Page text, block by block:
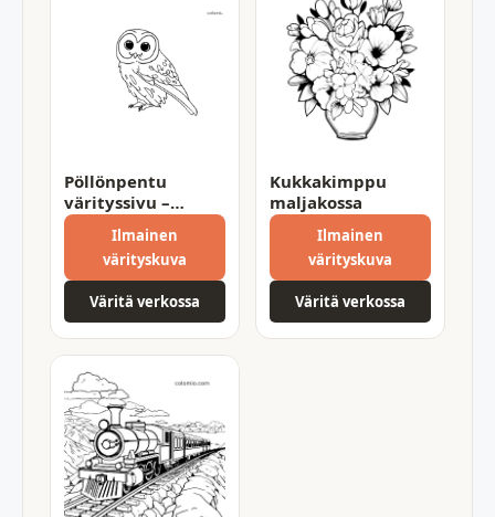
Pöllönpentu
värityssivu –
tulosta omaksi
Ilmainen
värityskuva
Väritä verkossa
Kukkakimppu
maljakossa
Ilmainen
värityskuva
Väritä verkossa